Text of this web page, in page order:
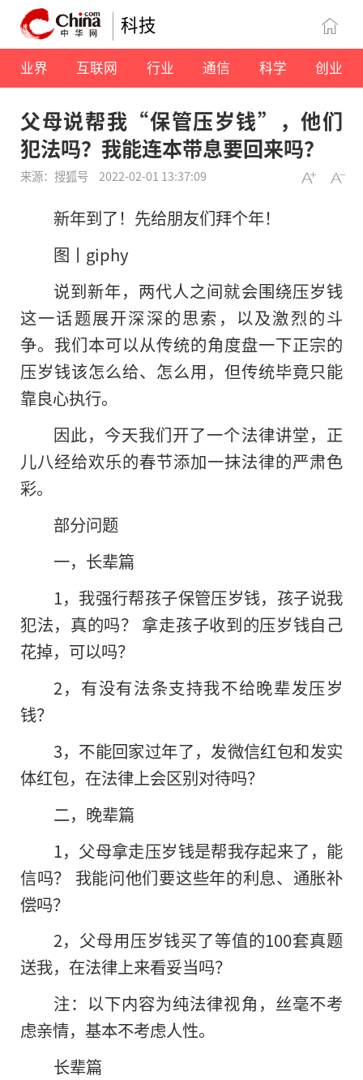
科技
业界 互联网 行业 通信 科学 创业
父母说帮我“保管压岁钱”，他们
犯法吗？我能连本带息要回来吗？
来源：搜狐号 2022-02-01 13:37:09
新年到了！先给朋友们拜个年！
图丨giphy
说到新年，两代人之间就会围绕压岁钱
这一话题展开深深的思索，以及激烈的斗
争。我们本可以从传统的角度盘一下正宗的
压岁钱该怎么给、怎么用，但传统毕竟只能
靠良心执行。
因此，今天我们开了一个法律讲堂，正
儿八经给欢乐的春节添加一抹法律的严肃色
彩。
部分问题
一，长辈篇
1，我强行帮孩子保管压岁钱，孩子说我
犯法，真的吗？ 拿走孩子收到的压岁钱自己
花掉，可以吗？
2，有没有法条支持我不给晚辈发压岁
钱？
3，不能回家过年了，发微信红包和发实
体红包，在法律上会区别对待吗？
二，晚辈篇
1，父母拿走压岁钱是帮我存起来了，能
信吗？ 我能问他们要这些年的利息、通胀补
偿吗？
2，父母用压岁钱买了等值的100套真题
送我，在法律上来看妥当吗？
注：以下内容为纯法律视角，丝毫不考
虑亲情，基本不考虑人性。
长辈篇